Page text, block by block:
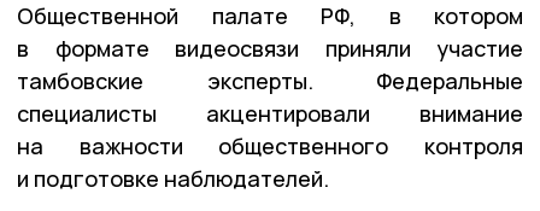
Общественной палате РФ, в котором
в формате видеосвязи приняли участие
тамбовские эксперты. Федеральные
специалисты акцентировали внимание
на важности общественного контроля
и подготовке наблюдателей.